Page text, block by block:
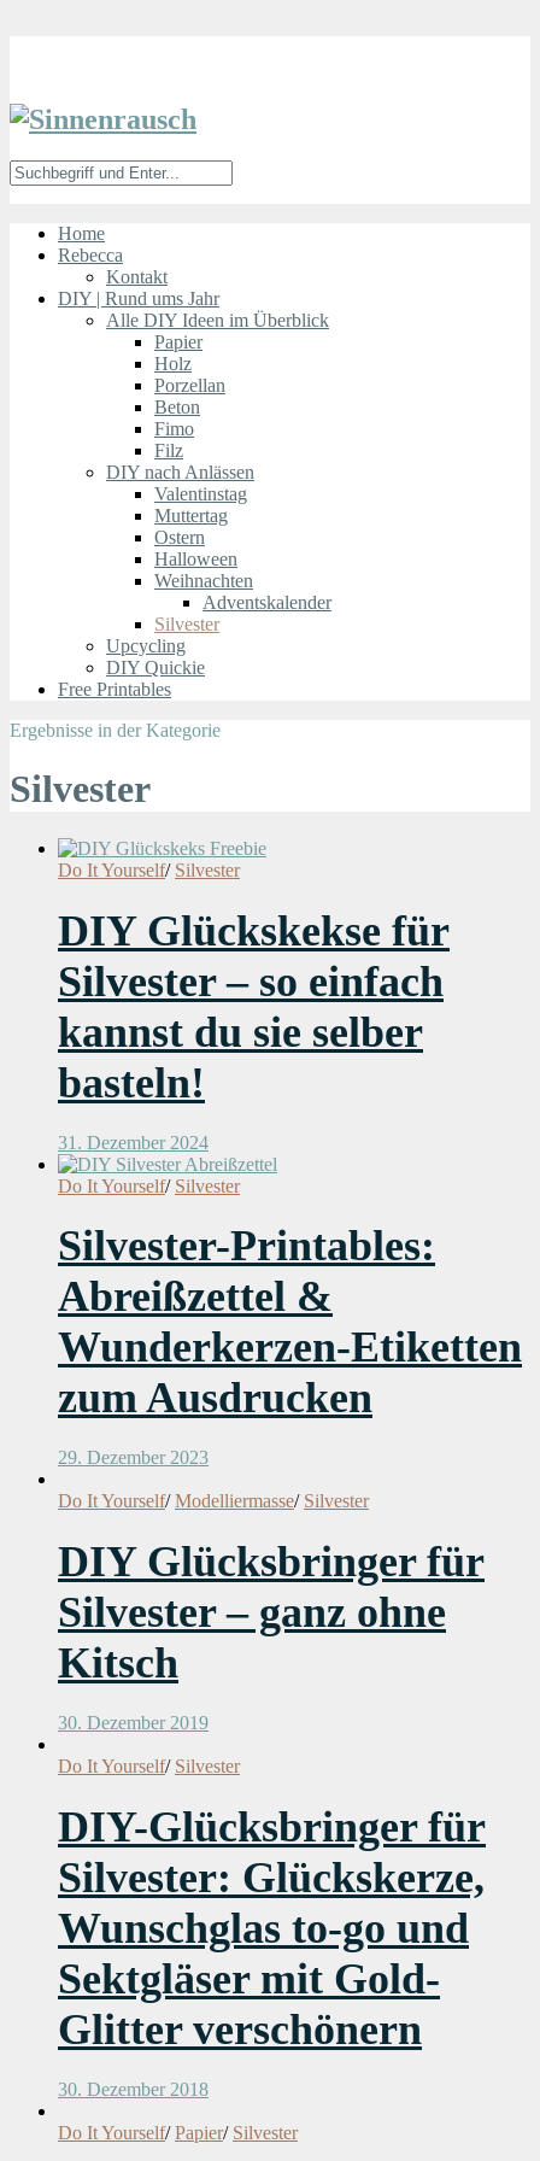
Home
Rebecca
Kontakt
DIY | Rund ums Jahr
Alle DIY Ideen im Überblick
Papier
Holz
Porzellan
Beton
Fimo
Filz
DIY nach Anlässen
Valentinstag
Muttertag
Ostern
Halloween
Weihnachten
Adventskalender
Silvester
Upcycling
DIY Quickie
Free Printables
Ergebnisse in der Kategorie
Silvester
Do It Yourself/ Silvester
DIY Glückskekse für
Silvester – so einfach
kannst du sie selber
basteln!
31. Dezember 2024
Do It Yourself/ Silvester
Silvester-Printables:
Abreißzettel &
Wunderkerzen-Etiketten
zum Ausdrucken
29. Dezember 2023
Do It Yourself/ Modelliermasse/ Silvester
DIY Glücksbringer für
Silvester – ganz ohne
Kitsch
30. Dezember 2019
Do It Yourself/ Silvester
DIY-Glücksbringer für
Silvester: Glückskerze,
Wunschglas to-go und
Sektgläser mit Gold-
Glitter verschönern
30. Dezember 2018
Do It Yourself/ Papier/ Silvester